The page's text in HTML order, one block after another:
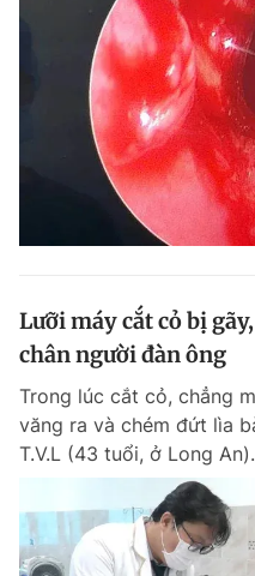
Theo dõi báo trên
0906 645 777
Quảng cáo
Phó tổng biên tập: Lâm Hiếu
Phó tổng biên tập: Trần Việt
Tổng thư ký tòa soạn: Đức Trung
Giấy phép xuất bản số 110/GP
© 2003-2026 Bản quyền
dưới mọi hình thức nếu không
Phát triển bởi ePi Technologies,
Lưỡi máy cắt cỏ bị
chân người đàn ông
Trong lúc cắt cỏ, chẳng
văng ra và chém đứt lìa
T.V.L (43 tuổi, ở Long An).